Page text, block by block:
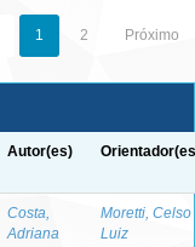
1 2 Próximo
Autor(es)
Costa,
Adriana
Moretti, Celso
Luiz